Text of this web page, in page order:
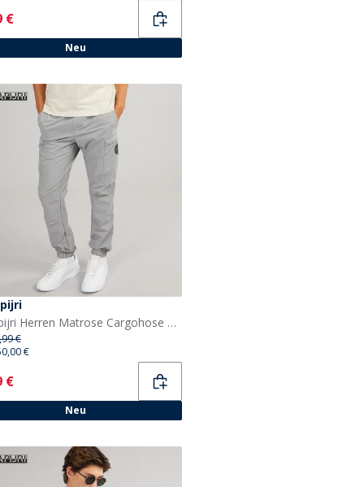
€
Neu
Napapijri Herren Matrose Cargohose Shark Skin
€
€
€
Neu